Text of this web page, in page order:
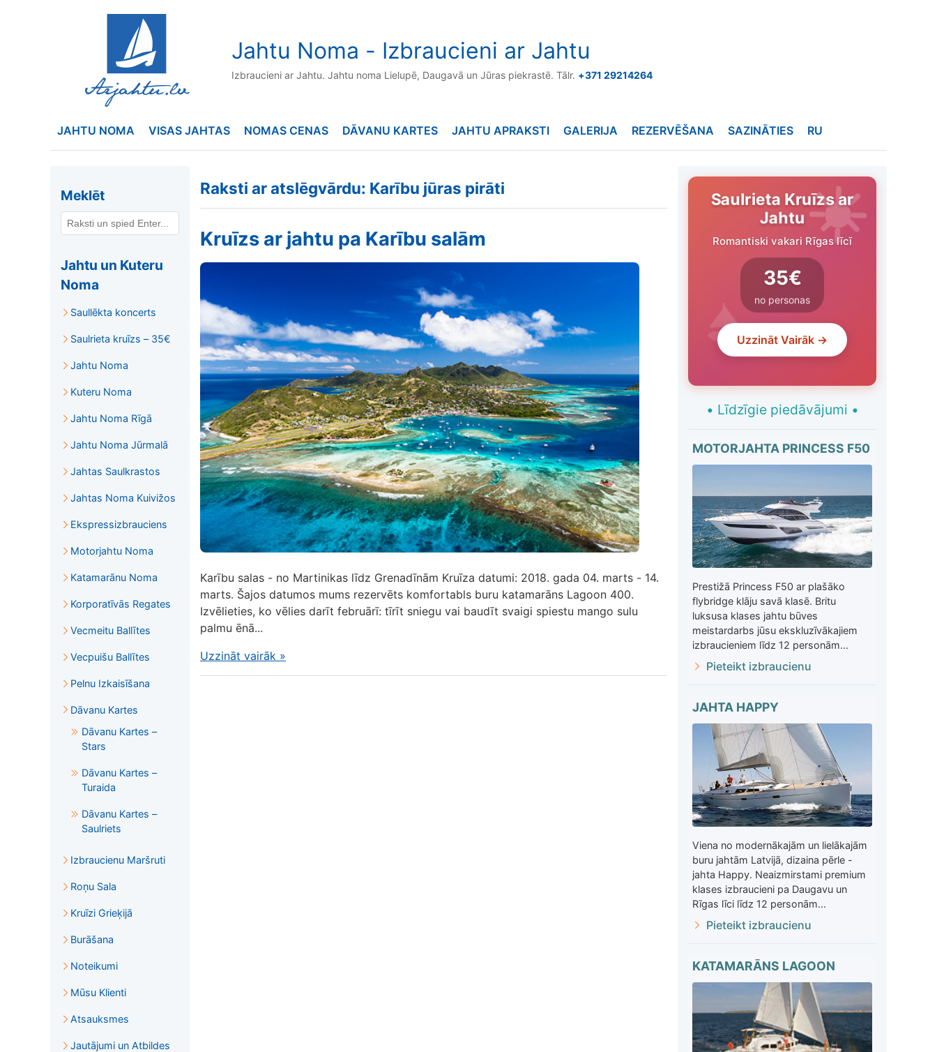
Jahtu Noma - Izbraucieni ar Jahtu
Izbraucieni ar Jahtu. Jahtu noma Lielupē, Daugavā un Jūras piekrastē. Tālr. +371 29214264
JAHTU NOMA VISAS JAHTAS NOMAS CENAS DĀVANU KARTES JAHTU APRAKSTI GALERIJA REZERVĒŠANA SAZINĀTIES RU
Meklēt
Jahtu un Kuteru
Noma
Saullēkta koncerts
Saulrieta kruīzs – 35€
Jahtu Noma
Kuteru Noma
Jahtu Noma Rīgā
Jahtu Noma Jūrmalā
Jahtas Saulkrastos
Jahtas Noma Kuivižos
Ekspressizbrauciens
Motorjahtu Noma
Katamarānu Noma
Korporatīvās Regates
Vecmeitu Ballītes
Vecpuišu Ballītes
Pelnu Izkaisīšana
Dāvanu Kartes
Dāvanu Kartes –
Stars
Dāvanu Kartes –
Turaida
Dāvanu Kartes –
Saulriets
Izbraucienu Maršruti
Roņu Sala
Kruīzi Grieķijā
Burāšana
Noteikumi
Mūsu Klienti
Atsauksmes
Jautājumi un Atbildes
Raksti ar atslēgvārdu: Karību jūras pirāti
Kruīzs ar jahtu pa Karību salām
Karību salas - no Martinikas līdz Grenadīnām Kruīza datumi: 2018. gada 04. marts - 14.
marts. Šajos datumos mums rezervēts komfortabls buru katamarāns Lagoon 400.
Izvēlieties, ko vēlies darīt februārī: tīrīt sniegu vai baudīt svaigi spiestu mango sulu
palmu ēnā...
Uzzināt vairāk »
Saulrieta Kruīzs ar
Jahtu
Romantiski vakari Rīgas līcī
35€
no personas
Uzzināt Vairāk →
• Līdzīgie piedāvājumi •
MOTORJAHTA PRINCESS F50
Prestižā Princess F50 ar plašāko
flybridge klāju savā klasē. Britu
luksusa klases jahtu būves
meistardarbs jūsu ekskluzīvākajiem
izbraucieniem līdz 12 personām...
Pieteikt izbraucienu
JAHTA HAPPY
Viena no modernākajām un lielākajām
buru jahtām Latvijā, dizaina pērle -
jahta Happy. Neaizmirstami premium
klases izbraucieni pa Daugavu un
Rīgas līci līdz 12 personām...
Pieteikt izbraucienu
KATAMARĀNS LAGOON